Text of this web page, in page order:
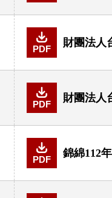
PDF
財團法人
PDF
財團法人
PDF
錦綿112